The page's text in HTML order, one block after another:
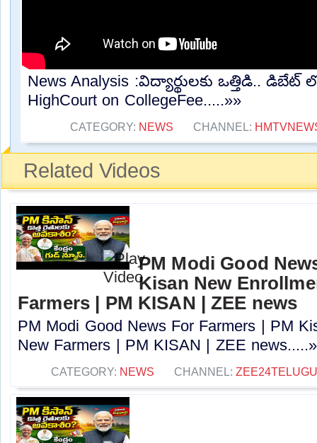
News Analysis :విద్యార్థులకు ఒత్తిడి..
HighCourt on CollegeFee.....»»
CATEGORY: NEWS CHANNEL:
Related Videos
PM Modi Good
Kisan New
Farmers | PM KISAN | ZEE news
PM Modi Good News For Farmers | PM
New Farmers | PM KISAN | ZEE
CATEGORY: NEWS CHANNEL: